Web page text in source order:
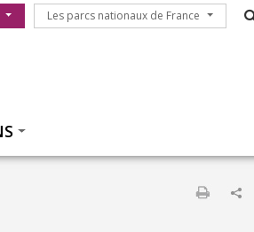
Les parcs nationaux de France
Les parcs nationaux de France